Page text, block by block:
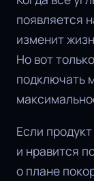
появляется
изменит
Но вот
подключать
Если
и нравится
о плане